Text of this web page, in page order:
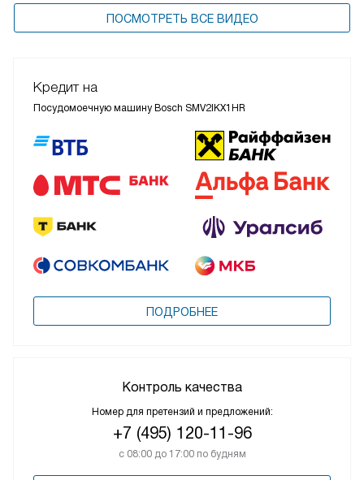
ПОСМОТРЕТЬ ВСЕ ВИДЕО
Кредит на
Посудомоечную машину Bosch SMV2IKX1HR
ПОДРОБНЕЕ
Контроль качества
Номер для претензий и предложений:
+7 (495) 120-11-96
с 08:00 до 17:00 по будням